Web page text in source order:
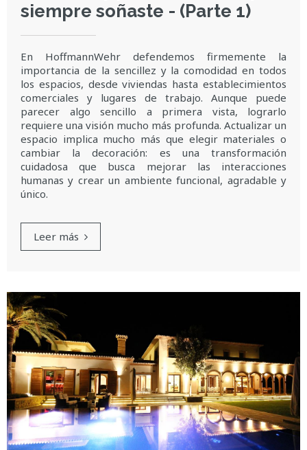
siempre soñaste - (Parte 1)
En HoffmannWehr defendemos firmemente la
importancia de la sencillez y la comodidad en todos
los espacios, desde viviendas hasta establecimientos
comerciales y lugares de trabajo. Aunque puede
parecer algo sencillo a primera vista, lograrlo
requiere una visión mucho más profunda. Actualizar un
espacio implica mucho más que elegir materiales o
cambiar la decoración: es una transformación
cuidadosa que busca mejorar las interacciones
humanas y crear un ambiente funcional, agradable y
único.
Leer más